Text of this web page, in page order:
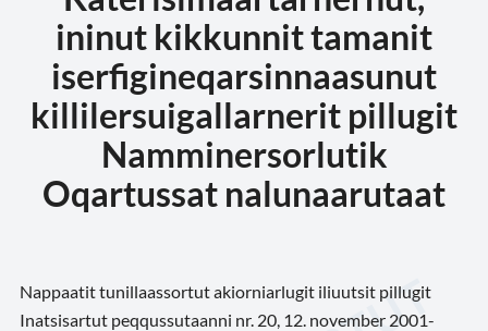
ininut kikkunnit tamanit
iserfigineqarsinnaasunut
killilersuigallarnerit pillugit
Namminersorlutik
Oqartussat nalunaarutaat
Nappaatit tunillaassortut akiorniarlugit iliuutsit pillugit
Inatsisartut peqqussutaanni nr. 20, 12. november 2001-